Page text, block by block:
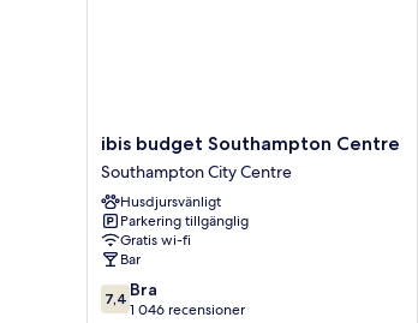
ibis
budget
Southampton
Centre
Southampton
City
Centre
ibis budget Southampton Centre
Southampton City Centre
Husdjursvänligt
Parkering tillgänglig
Gratis wi-fi
Bar
7.4
av
7,4 Bra
1 046 recensioner